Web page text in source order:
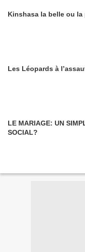
Kinshasa la belle ou la
Les Léopards à
LE MARIAGE: UN
SOCIAL?